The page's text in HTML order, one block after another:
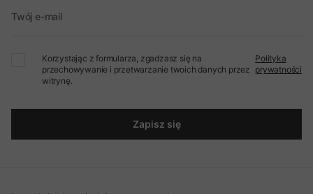
Twój e-mail
Korzystając z formularza, zgadzasz się na
przechowywanie i przetwarzanie twoich danych przez
witrynę.
Polityka
prywatności
Zapisz się